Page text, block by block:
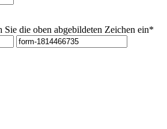
Sie die oben abgebildeten Zeichen ein*